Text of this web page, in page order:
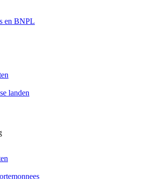
en BNPL
landen